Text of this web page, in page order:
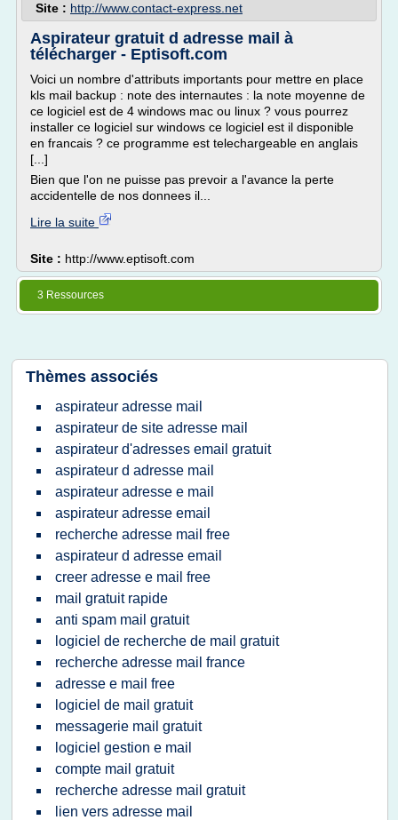
Site : http://www.contact-express.net
Aspirateur gratuit d adresse mail à
télécharger - Eptisoft.com
Voici un nombre d'attributs importants pour mettre en place
kls mail backup : note des internautes : la note moyenne de
ce logiciel est de 4 windows mac ou linux ? vous pourrez
installer ce logiciel sur windows ce logiciel est il disponible
en francais ? ce programme est telechargeable en anglais
[...]
Bien que l'on ne puisse pas prevoir a l'avance la perte
accidentelle de nos donnees il...
Lire la suite
Site : http://www.eptisoft.com
3 Ressources
Thèmes associés
aspirateur adresse mail
aspirateur de site adresse mail
aspirateur d'adresses email gratuit
aspirateur d adresse mail
aspirateur adresse e mail
aspirateur adresse email
recherche adresse mail free
aspirateur d adresse email
creer adresse e mail free
mail gratuit rapide
anti spam mail gratuit
logiciel de recherche de mail gratuit
recherche adresse mail france
adresse e mail free
logiciel de mail gratuit
messagerie mail gratuit
logiciel gestion e mail
compte mail gratuit
recherche adresse mail gratuit
lien vers adresse mail